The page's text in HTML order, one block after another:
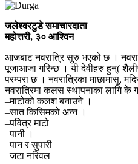
जलेश्वरटुडे समाचारदाता
महोत्तरी, ३० आश्विन
आजबाट नवरात्रि सुरु भएको छ ।
पूजाआजा गरिन्छ । यी देवीहरु हुन्(
परम्परा छ । नवरात्रिका माछामासु,
नवरात्रिमा कलस स्थापनाका लागि के
–माटोको कलश बनाउने ।
–सात किसिमको अन्न ।
–पवित्र माटो
–पानी ।
–पान र सुपारी
–जटा नरिवल